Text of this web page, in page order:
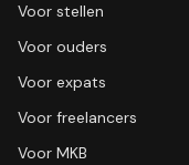
Voor stellen
Voor ouders
Voor expats
Voor freelancers
Voor MKB